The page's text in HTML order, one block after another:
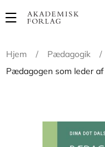
Main
Hjem
/ Pædagogik /
Pædagogen som leder